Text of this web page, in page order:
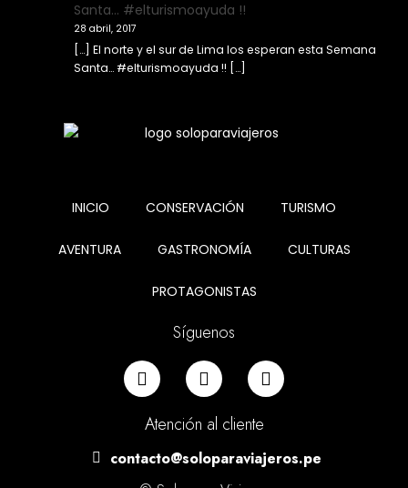
Santa… #elturismoayuda !!
28 abril, 2017
[…] El norte y el sur de Lima los esperan esta Semana
Santa… #elturismoayuda !! […]
INICIO CONSERVACIÓN TURISMO
AVENTURA GASTRONOMÍA CULTURAS
PROTAGONISTAS
Síguenos
Atención al cliente
contacto@soloparaviajeros.pe